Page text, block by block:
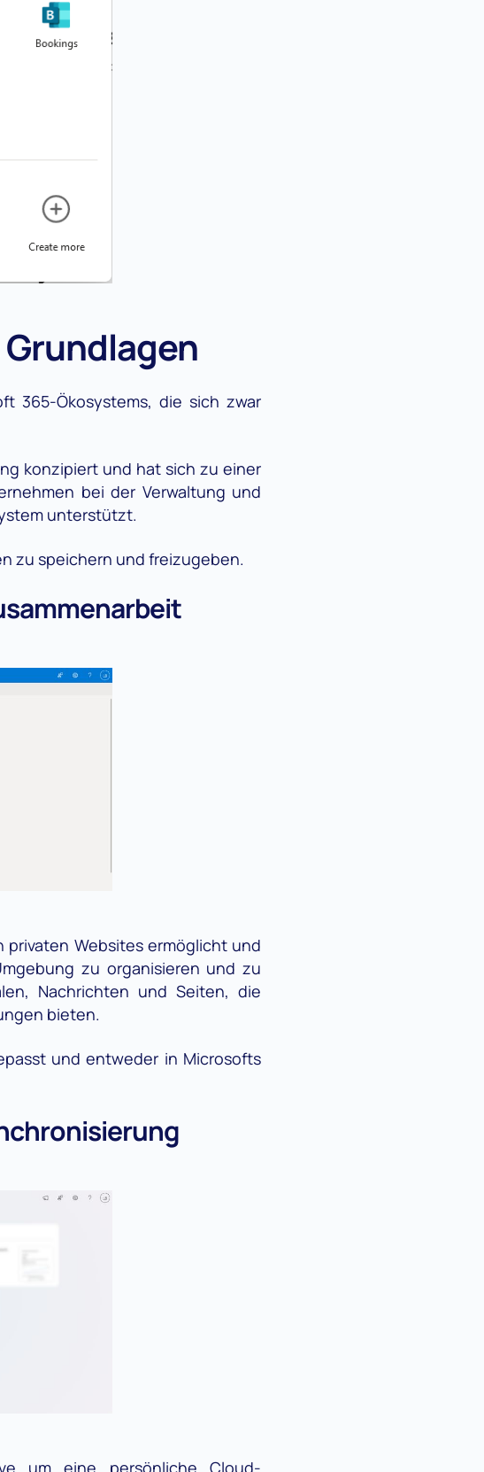
365-Ökosystems, die sich zwar
konzipiert und hat sich zu einer
bei der Verwaltung und
unterstützt.
zu speichern und freizugeben.
privaten Websites ermöglicht und
zu organisieren und zu
Nachrichten und Seiten, die
bieten.
und entweder in Microsofts
um eine persönliche Cloud-